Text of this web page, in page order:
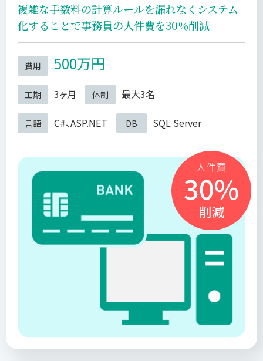
複雑な手数料の計算ルールを漏れなくシステム
化することで事務員の人件費を30％削減
費用 500万円
工期 3ヶ月 体制 最大3名
言語 C#、ASP.NET DB SQL Server